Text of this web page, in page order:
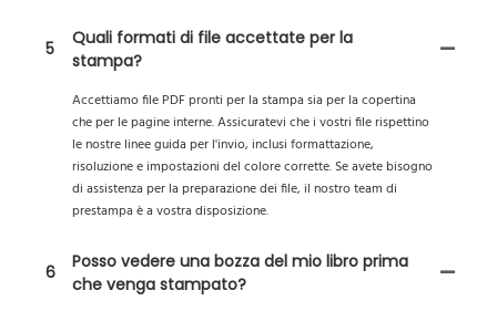
5
Quali formati di file accettate per la
stampa?
Accettiamo file PDF pronti per la stampa sia per la copertina
che per le pagine interne. Assicuratevi che i vostri file rispettino
le nostre linee guida per l'invio, inclusi formattazione,
risoluzione e impostazioni del colore corrette. Se avete bisogno
di assistenza per la preparazione dei file, il nostro team di
prestampa è a vostra disposizione.
6
Posso vedere una bozza del mio libro prima
che venga stampato?